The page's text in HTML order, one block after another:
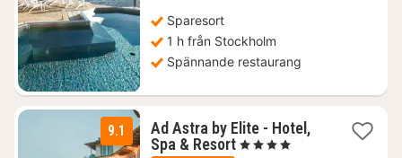
Sparesort
1 h från Stockholm
Spännande restaurang
9.1
Ad Astra by Elite - Hotel,
Spa & Resort1
, 4 Stjärnor